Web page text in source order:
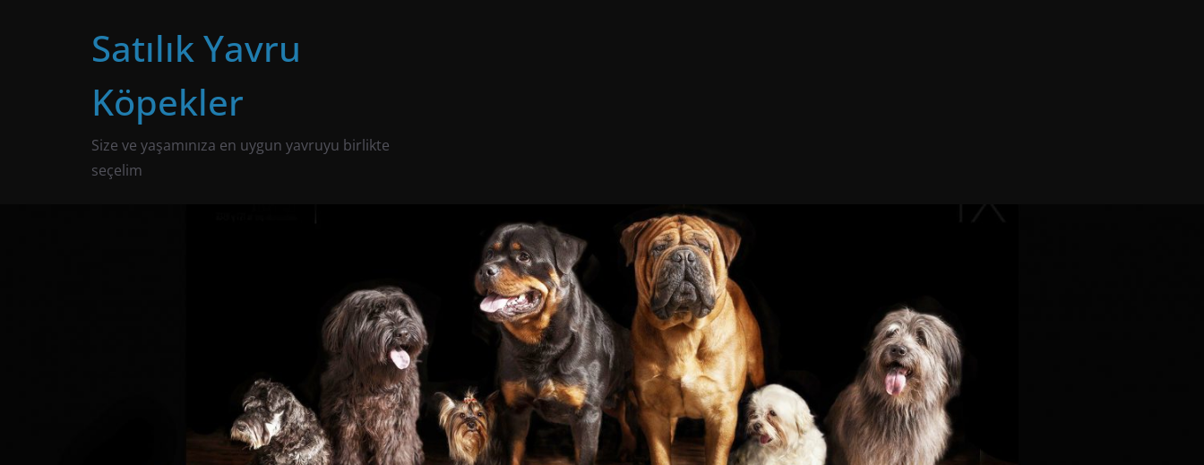
Satılık Yavru
Köpekler
Size ve yaşamınıza en uygun yavruyu birlikte
seçelim